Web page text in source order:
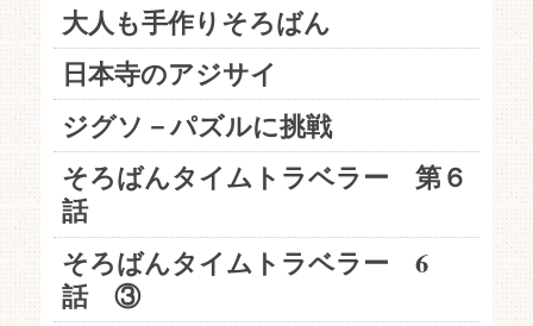
大人も手作りそろばん
日本寺のアジサイ
ジグソ－パズルに挑戦
そろばんタイムトラベラー 第６
話
そろばんタイムトラベラー 6
話 ③